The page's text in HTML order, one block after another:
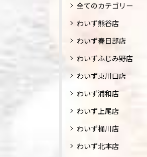
全てのカテゴリー
わいず熊谷店
わいず春日部店
わいずふじみ野店
わいず東川口店
わいず浦和店
わいず上尾店
わいず桶川店
わいず北本店